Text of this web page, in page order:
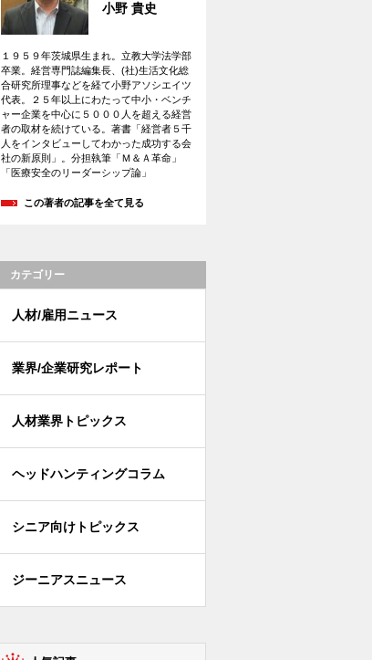
小野 貴史
１９５９年茨城県生まれ。立教大学法学部
卒業。経営専門誌編集長、(社)生活文化総
合研究所理事などを経て小野アソシエイツ
代表。２５年以上にわたって中小・ベンチ
ャー企業を中心に５０００人を超える経営
者の取材を続けている。著書「経営者５千
人をインタビューしてわかった成功する会
社の新原則」。分担執筆「Ｍ＆Ａ革命」
「医療安全のリーダーシップ論」
この著者の記事を全て見る
カテゴリー
人材/雇用ニュース
業界/企業研究レポート
人材業界トピックス
ヘッドハンティングコラム
シニア向けトピックス
ジーニアスニュース